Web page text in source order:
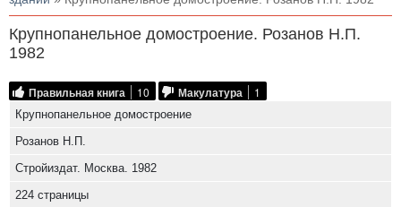
Крупнопанельное домостроение. Розанов Н.П.
1982
Правильная книга 10 Макулатура 1
Крупнопанельное домостроение
Розанов Н.П.
Стройиздат. Москва. 1982
224 страницы